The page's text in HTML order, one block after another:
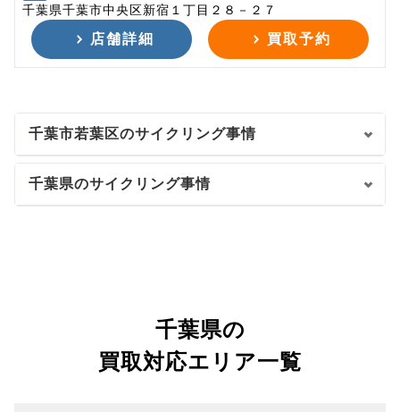
千葉県千葉市中央区新宿１丁目２８－２７
店舗詳細 買取予約
千葉市若葉区のサイクリング事情
千葉県のサイクリング事情
千葉県の
買取対応エリア一覧